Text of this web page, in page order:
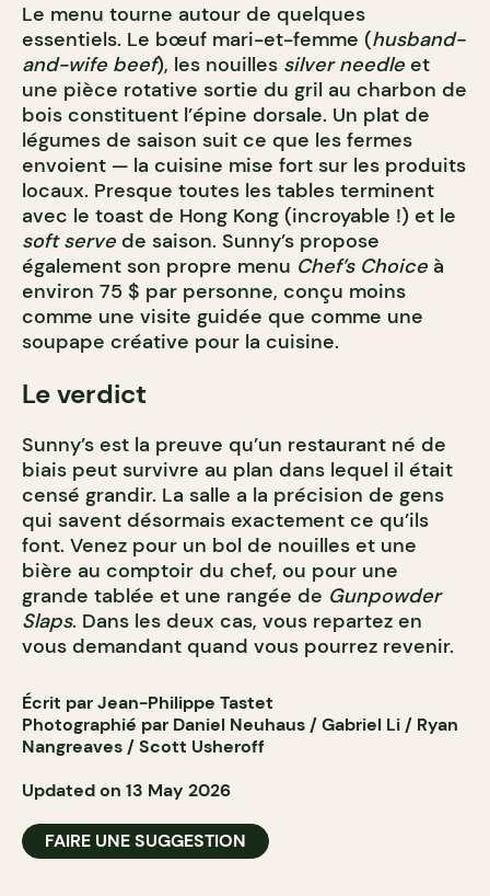
Le menu tourne autour de quelques
essentiels. Le bœuf mari-et-femme (husband-
and-wife beef), les nouilles silver needle et
une pièce rotative sortie du gril au charbon de
bois constituent l’épine dorsale. Un plat de
légumes de saison suit ce que les fermes
envoient — la cuisine mise fort sur les produits
locaux. Presque toutes les tables terminent
avec le toast de Hong Kong (incroyable !) et le
soft serve de saison. Sunny’s propose
également son propre menu Chef’s Choice à
environ 75 $ par personne, conçu moins
comme une visite guidée que comme une
soupape créative pour la cuisine.
Le verdict
Sunny’s est la preuve qu’un restaurant né de
biais peut survivre au plan dans lequel il était
censé grandir. La salle a la précision de gens
qui savent désormais exactement ce qu’ils
font. Venez pour un bol de nouilles et une
bière au comptoir du chef, ou pour une
grande tablée et une rangée de Gunpowder
Slaps. Dans les deux cas, vous repartez en
vous demandant quand vous pourrez revenir.
Écrit par Jean-Philippe Tastet
Photographié par Daniel Neuhaus / Gabriel Li / Ryan
Nangreaves / Scott Usheroff
Updated on 13 May 2026
FAIRE UNE SUGGESTION